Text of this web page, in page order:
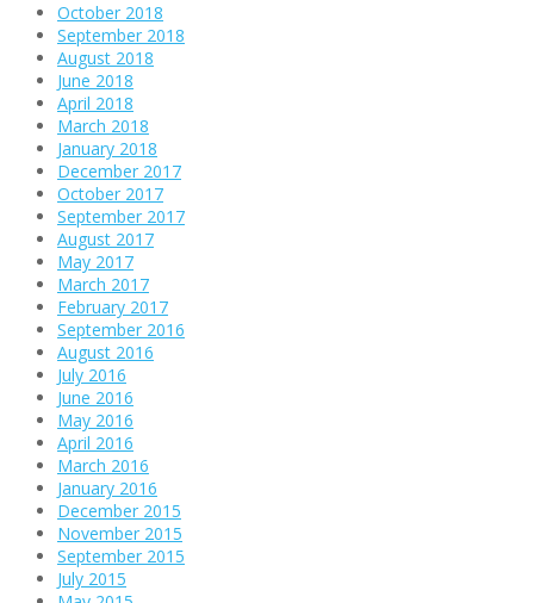
October 2018
September 2018
August 2018
June 2018
April 2018
March 2018
January 2018
December 2017
October 2017
September 2017
August 2017
May 2017
March 2017
February 2017
September 2016
August 2016
July 2016
June 2016
May 2016
April 2016
March 2016
January 2016
December 2015
November 2015
September 2015
July 2015